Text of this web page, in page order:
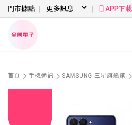
門市據點 APP下載
首頁 手機通訊 SAMSUNG 三星旗艦館